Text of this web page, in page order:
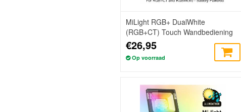
MiLight RGB+ DualWhite
(RGB+CT) Touch Wandbediening
Opbouw, 4-zones, RF, 2xAAA
€26,95
Op voorraad